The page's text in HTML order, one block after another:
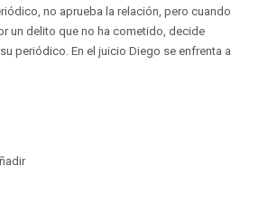
no aprueba la relación, pero cuando
un delito que no ha cometido, decide
periódico. En el juicio Diego se enfrenta a